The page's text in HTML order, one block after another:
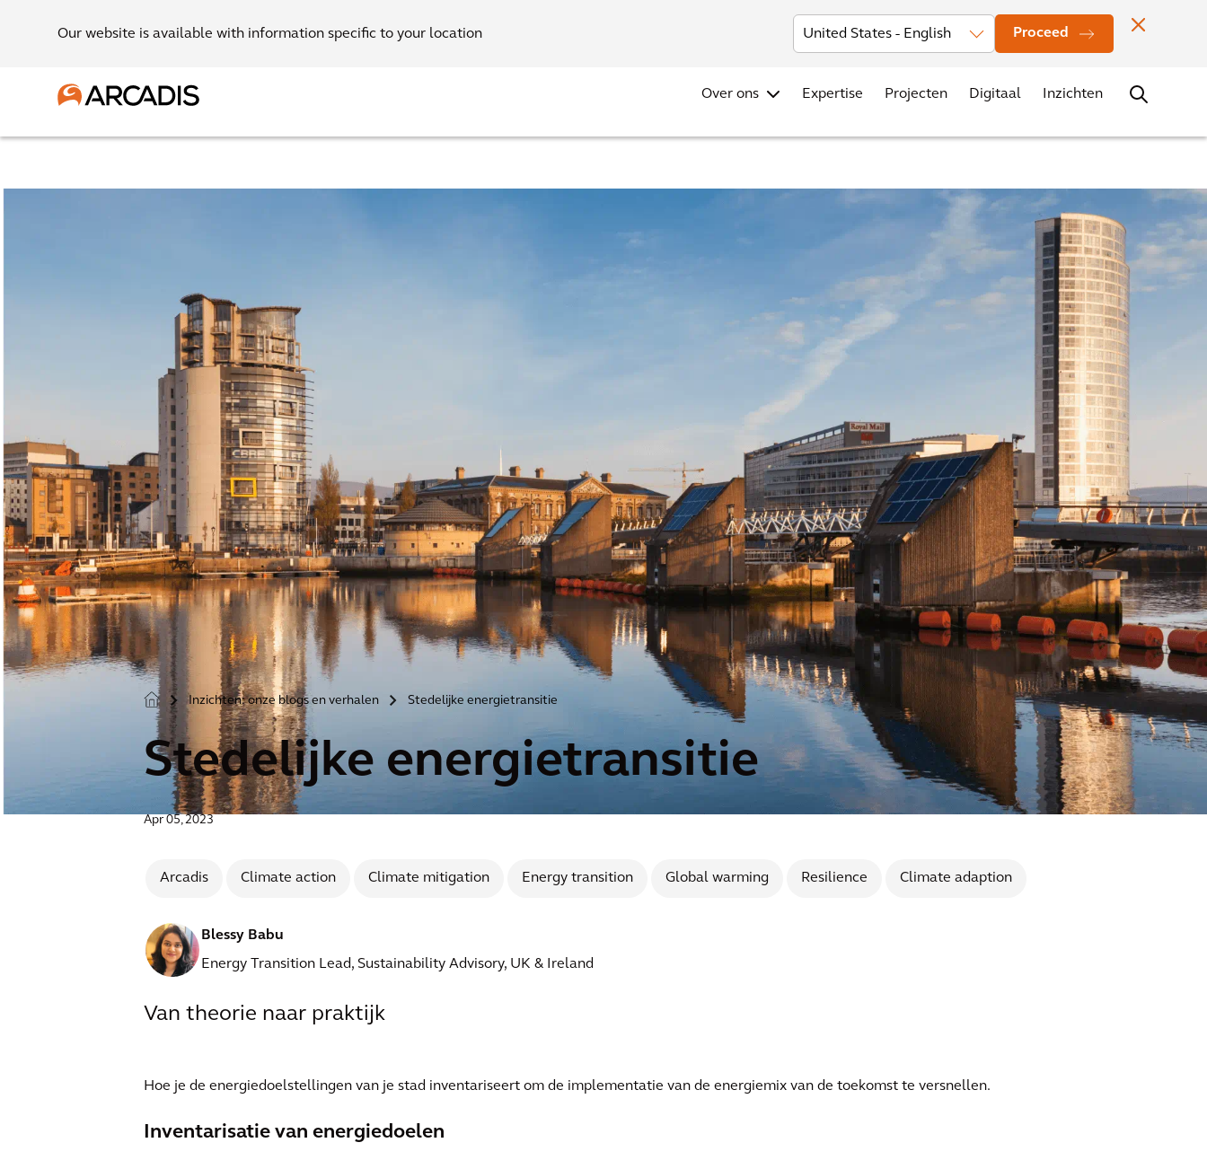
Our website is available with information specific to your location Proceed
Investors Nieuws Vestigingen Contact
Over ons Expertise Projecten Digitaal Inzichten
> Inzichten: onze blogs en verhalen > Stedelijke energietransitie
Stedelijke energietransitie
Apr 05, 2023
Arcadis Climate action Climate mitigation Energy transition Global warming Resilience Climate adaption
Blessy Babu
Energy Transition Lead, Sustainability Advisory, UK & Ireland
Van theorie naar praktijk
Hoe je de energiedoelstellingen van je stad inventariseert om de implementatie van de energiemix van de toekomst te versnellen.
Inventarisatie van energiedoelen